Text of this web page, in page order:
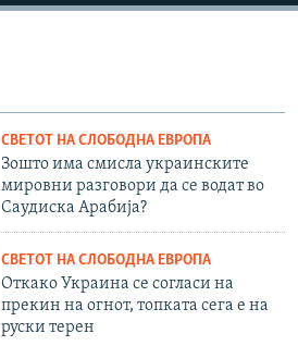
СВЕТОТ НА СЛОБОДНА ЕВРОПА
Зошто има смисла украинските
мировни разговори да се водат во
Саудиска Арабија?
СВЕТОТ НА СЛОБОДНА ЕВРОПА
Откако Украина се согласи на
прекин на огнот, топката сега е на
руски терен